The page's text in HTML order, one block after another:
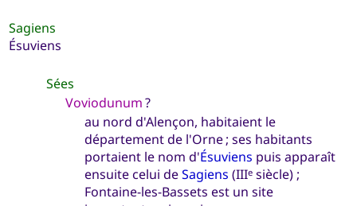
Sagiens
Ésuviens
Sées
Voviodunum?
au nord d'Alençon, habitaient le
département de l'Orne ; ses habitants
portaient le nom d'Ésuviens puis apparaît
ensuite celui deSagiens (IIIe siècle) ;
Fontaine-les-Bassets est un site